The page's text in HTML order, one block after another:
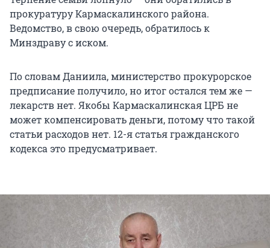
прокуратуру Кармаскалинского района.
Ведомство, в свою очередь, обратилось к
Минздраву с иском.
По словам Даниила, министерство прокурорское
предписание получило, но итог остался тем же —
лекарств нет. Якобы Кармаскалинская ЦРБ не
может компенсировать деньги, потому что такой
статьи расходов нет. 12-я статья гражданского
кодекса это предусматривает.